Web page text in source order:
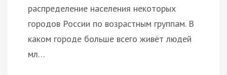
распределение населения некоторых
городов России по возрастным группам. В
каком городе больше всего живёт людей
мл…